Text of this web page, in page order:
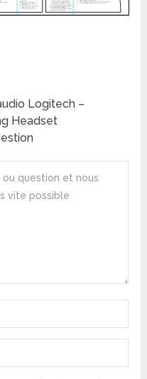
Logitech –
Headset